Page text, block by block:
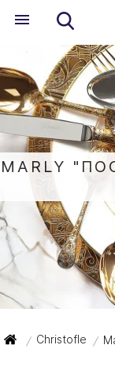
MARLY
/ Christofle /